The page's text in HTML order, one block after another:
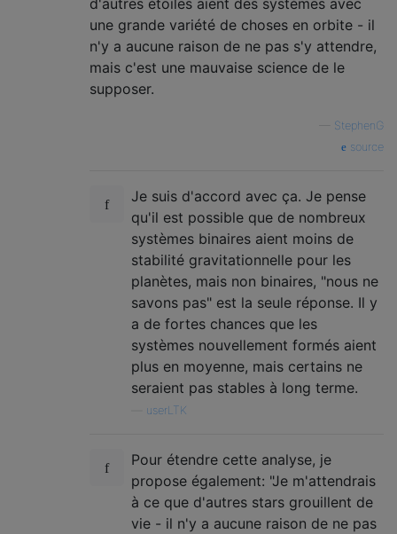
une grande variété de choses en orbite - il
n'y a aucune raison de ne pas s'y attendre,
mais c'est une mauvaise science de le
supposer.
StephenG
source
Je suis d'accord avec ça. Je pense
qu'il est possible que de nombreux
systèmes binaires aient moins de
stabilité gravitationnelle pour les
planètes, mais non binaires, "nous ne
savons pas" est la seule réponse. Il y
a de fortes chances que les
systèmes nouvellement formés aient
plus en moyenne, mais certains ne
seraient pas stables à long terme.
userLTK
Pour étendre cette analyse, je
propose également: "Je m'attendrais
à ce que d'autres stars grouillent de
vie - il n'y a aucune raison de ne pas